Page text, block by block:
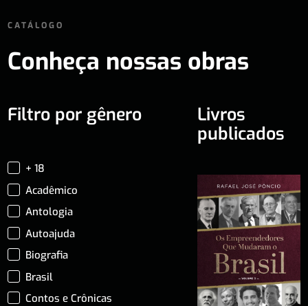
CATÁLOGO
Conheça nossas obras
Filtro por gênero
+ 18
Acadêmico
Antologia
Autoajuda
Biografia
Brasil
Contos e Crônicas
Livros
publicados